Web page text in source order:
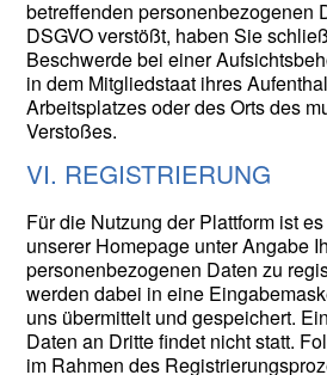
betreffenden personenbezogenen
DSGVO verstößt, haben Sie
Beschwerde bei einer
in dem Mitgliedstaat ihres
Arbeitsplatzes oder des Orts des
Verstoßes.
VI. REGISTRIERUNG
Für die Nutzung der Plattform ist
unserer Homepage unter Angabe
personenbezogenen Daten zu
werden dabei in eine
uns übermittelt und gespeichert.
Daten an Dritte findet nicht statt.
im Rahmen des